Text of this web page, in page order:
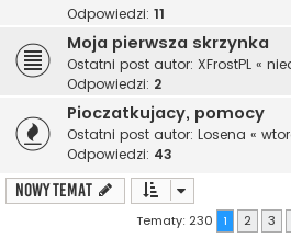
Odpowiedzi: 11
Moja pierwsza skrzynka
Ostatni post autor: XFrostPL «
Odpowiedzi: 2
Pioczatkujacy, pomocy
Ostatni post autor: Losena «
Odpowiedzi: 43
NOWY TEMAT
Tematy: 230 1 2 3